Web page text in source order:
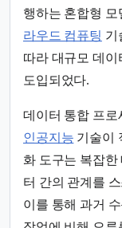
행하는 혼합형 모
라우드 컴퓨팅 기
따라 대규모 데이
도입되었다.
데이터 통합 프로
인공지능 기술이
화 도구는 복잡한
터 간의 관계를
이를 통해 과거